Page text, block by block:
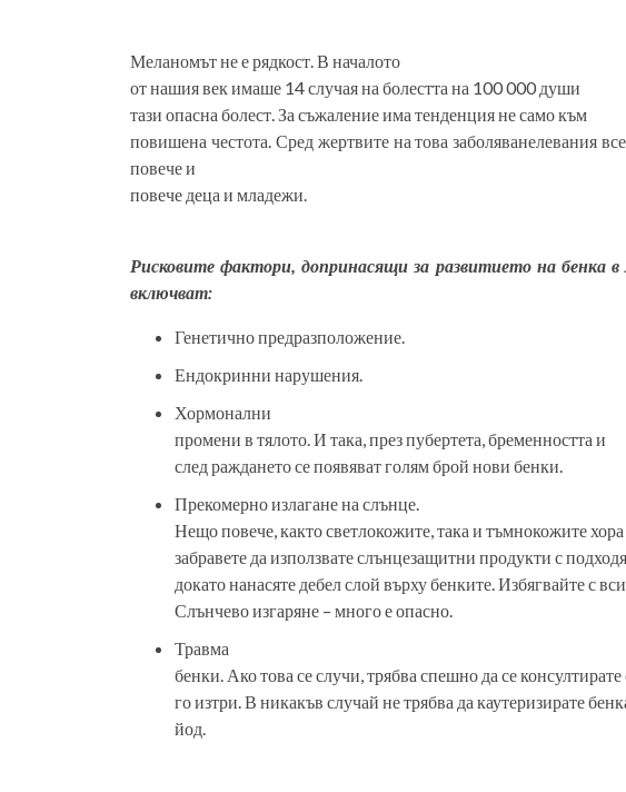
Меланомът не е рядкост. В началото
от нашия век имаше 14 случая на болестта на 100 000 души
тази опасна болест. За съжаление има тенденция не само към
повишена честота. Сред жертвите на това заболяванелевания
повече и
повече деца и младежи.
Рисковите фактори, допринасящи за развитието на бенка в
включват:
Генетично предразположение.
Ендокринни нарушения.
Хормонални
промени в тялото. И така, през пубертета, бременността и
след раждането се появяват голям брой нови бенки.
Прекомерно излагане на слънце.
Нещо повече, както светлокожите, така и тъмнокожите
забравете да използвате слънцезащитни продукти с
докато нанасяте дебел слой върху бенките. Избягвайте с
Слънчево изгаряне – много е опасно.
Травма
бенки. Ако това се случи, трябва спешно да се консултирате
го изтри. В никакъв случай не трябва да каутеризирате
йод.